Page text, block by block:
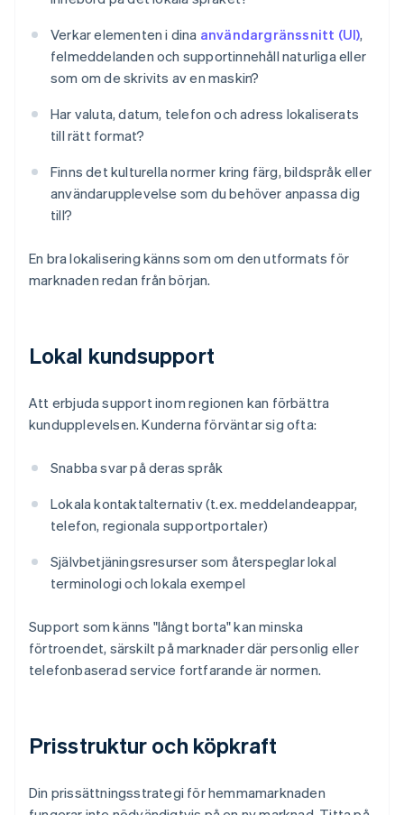
Verkar elementen i dina användargränssnitt (UI),
felmeddelanden och supportinnehåll naturliga eller
som om de skrivits av en maskin?
Har valuta, datum, telefon och adress lokaliserats
till rätt format?
Finns det kulturella normer kring färg, bildspråk eller
användarupplevelse som du behöver anpassa dig
till?
En bra lokalisering känns som om den utformats för
marknaden redan från början.
Lokal kundsupport
Att erbjuda support inom regionen kan förbättra
kundupplevelsen. Kunderna förväntar sig ofta:
Snabba svar på deras språk
Lokala kontaktalternativ (t.ex. meddelandeappar,
telefon, regionala supportportaler)
Självbetjäningsresurser som återspeglar lokal
terminologi och lokala exempel
Support som känns "långt borta" kan minska
förtroendet, särskilt på marknader där personlig eller
telefonbaserad service fortfarande är normen.
Prisstruktur och köpkraft
Din prissättningsstrategi för hemmamarknaden